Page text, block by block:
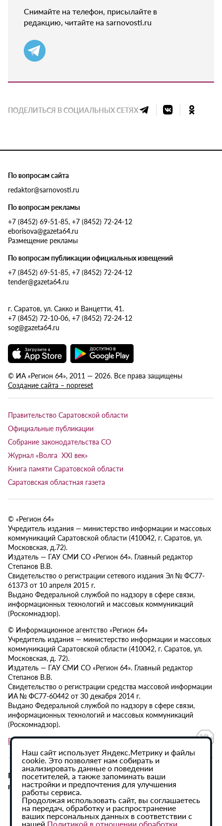
Снимайте на телефон, присылайте в
редакцию, читайте на sarnovosti.ru
ПОДЕЛИТЬСЯ В СОЦИАЛЬНЫХ СЕТЯХ
По вопросам сайта
redaktor@sarnovosti.ru
По вопросам рекламы
+7 (8452) 69-51-85, +7 (8452) 72-24-12
eborisova@gazeta64.ru
Размещение рекламы
По вопросам публикации официальных извещений
+7 (8452) 69-51-85, +7 (8452) 72-24-12
tender@gazeta64.ru
г. Саратов, ул. Сакко и Ванцетти, 41.
+7 (8452) 72-10-06, +7 (8452) 72-24-12
sog@gazeta64.ru
© ИА «Регион 64», 2011 — 2026. Все права защищены
Создание сайта – nopreset
Правительство Саратовской области
Официальные публикации
Собрание законодательства СО
Журнал «Волга XXI век»
Книга памяти Саратовской области
Саратовская областная газета
© «Регион 64»
Учредитель издания — министерство информации и массовых
коммуникаций Саратовской области (410042, г. Саратов, ул.
Московская, д.72).
Издатель — ГАУ СМИ СО «Регион 64». Главный редактор
Степанов В.В.
Свидетельство о регистрации сетевого издания Эл № ФС77-
61373 от 10 апреля 2015 г.
Выдано Федеральной службой по надзору в сфере связи,
информационных технологий и массовых коммуникаций
(Роскомнадзор).
© Информационное агентство «Регион 64»
Учредитель издания — министерство информации и массовых
коммуникаций Саратовской области (410042, г. Саратов, ул.
Московская, д. 72).
Издатель — ГАУ СМИ СО «Регион 64». Главный редактор
Степанов В.В.
Свидетельство о регистрации средства массовой информации
ИА № ФС77-60442 от 30 декабря 2014 г.
Выдано Федеральной службой по надзору в сфере связи,
информационных технологий и массовых коммуникаций
(Роскомнадзор).
Политика в отношении обработки персональных данных
При использовании материалов сайта активная
гиперссылка на ИА «Регион 64» обязательна.
Наш сайт использует Яндекс.Метрику и файлы
cookie. Это позволяет нам собирать и
анализировать данные о поведении
посетителей, а также запоминать ваши
настройки и предпочтения для улучшения
работы сервиса.
Продолжая использовать сайт, вы соглашаетесь
на передач, обработку и распространение
ваших персональных данных в соответствии с